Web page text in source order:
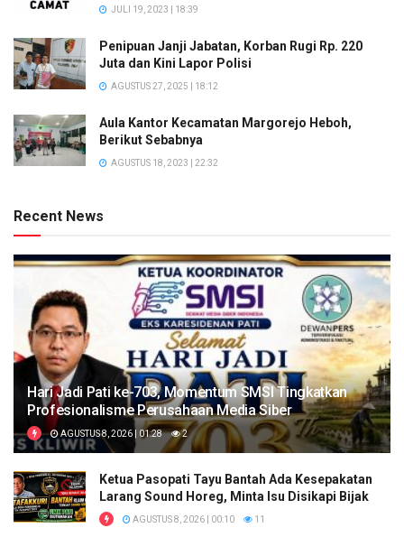
JULI 19, 2023 | 18:39
Penipuan Janji Jabatan, Korban Rugi Rp. 220
Juta dan Kini Lapor Polisi
AGUSTUS 27, 2025 | 18:12
Aula Kantor Kecamatan Margorejo Heboh,
Berikut Sebabnya
AGUSTUS 18, 2023 | 22:32
Recent News
Hari Jadi Pati ke-703, Momentum SMSI Tingkatkan
Profesionalisme Perusahaan Media Siber
AGUSTUS 8, 2026 | 01:28 2
Ketua Pasopati Tayu Bantah Ada Kesepakatan
Larang Sound Horeg, Minta Isu Disikapi Bijak
AGUSTUS 8, 2026 | 00:10 11